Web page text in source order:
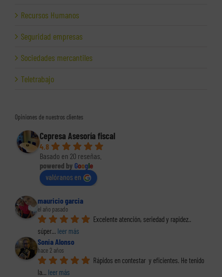
Recursos Humanos
Seguridad empresas
Sociedades mercantiles
Teletrabajo
Opiniones de nuestros clientes
Cepresa Asesoría fiscal
4.8
Basado en 20 reseñas.
powered by Google
valóranos en
mauricio garcia
el año pasado
Excelente atención, seriedad y rapidez..
súper... leer más
Sonia Alonso
hace 2 años
Rápidos en contestar  y eficientes. He tenido
la... leer más